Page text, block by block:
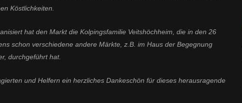
Köstlichkeiten.
hat den Markt die Kolpingsfamilie Veitshöchheim, die in den 26
schon verschiedene andere Märkte, z.B. im Haus der Begegnung
durchgeführt hat.
und Helfern ein herzliches Dankeschön für dieses herausragende